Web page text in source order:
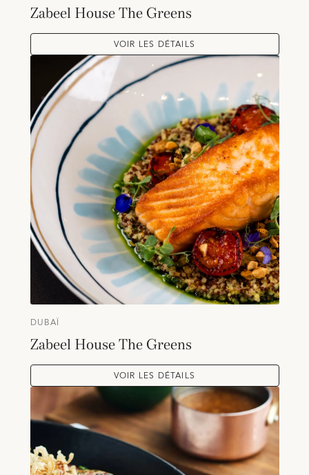
Zabeel House The Greens
VOIR LES DÉTAILS
DUBAÏ
Zabeel House The Greens
VOIR LES DÉTAILS